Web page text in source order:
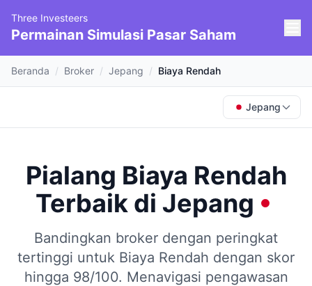
Three Investeers
Permainan Simulasi Pasar Saham
Beranda / Broker / Jepang / Biaya Rendah
Jepang
Pialang Biaya Rendah
Terbaik di Jepang
Bandingkan broker dengan peringkat
tertinggi untuk Biaya Rendah dengan skor
hingga 98/100. Menavigasi pengawasan